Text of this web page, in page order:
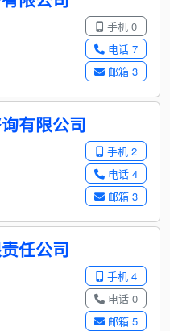
手机 0
电话 7
邮箱 3
有限公司
手机 2
电话 4
邮箱 3
任公司
手机 4
电话 0
邮箱 5